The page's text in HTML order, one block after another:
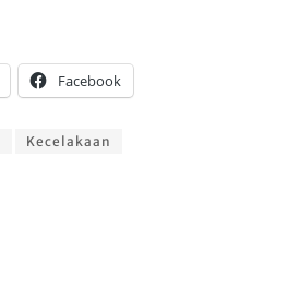
Facebook
Kecelakaan